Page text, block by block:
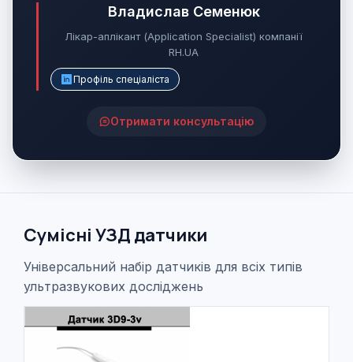
Владислав Семенюк
Лікар-аплікант (Application Specialist) компанії
RH.UA
Профіль спеціаліста
Отримати консультацію
Сумісні УЗД датчики
Універсальний набір датчиків для всіх типів
ультразвукових досліджень